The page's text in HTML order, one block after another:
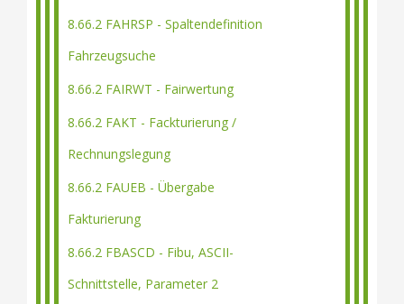
8.66.2 FAHRSP - Spaltendefinition
Fahrzeugsuche
8.66.2 FAIRWT - Fairwertung
8.66.2 FAKT - Fackturierung /
Rechnungslegung
8.66.2 FAUEB - Übergabe
Fakturierung
8.66.2 FBASCD - Fibu, ASCII-
Schnittstelle, Parameter 2